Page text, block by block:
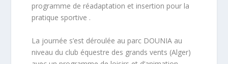
programme de réadaptation et insertion pour la
pratique sportive .
La journée s’est déroulée au parc DOUNIA au
niveau du club équestre des grands vents (Alger)